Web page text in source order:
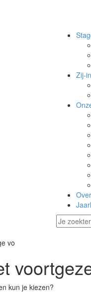
Zij-
Over
vo
kun je kiezen?